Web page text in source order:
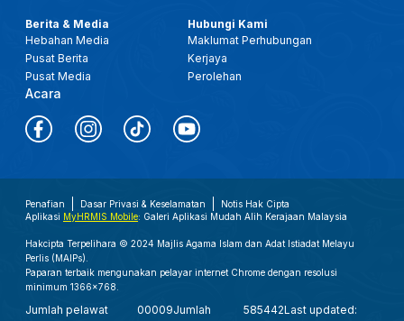
Berita & Media
Hebahan Media
Pusat Berita
Pusat Media
Acara
Hubungi Kami
Maklumat Perhubungan
Kerjaya
Perolehan
Penafian Dasar Privasi & Keselamatan
Notis Hak Cipta
Aplikasi MyHRMIS Mobile: Galeri Aplikasi Mudah Alih Kerajaan Malaysia
Hakcipta Terpelihara © 2024 Majlis Agama Islam dan Adat Istiadat Melayu
Perlis (MAIPs).
Paparan terbaik mengunakan pelayar internet Chrome dengan resolusi
minimum 1366x768.
Jumlah pelawat
00009Jumlah
585442Last updated: